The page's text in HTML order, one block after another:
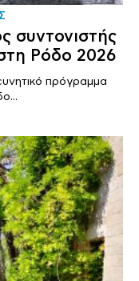
συντονιστής
Ρόδο 2026
πρόγραμμα